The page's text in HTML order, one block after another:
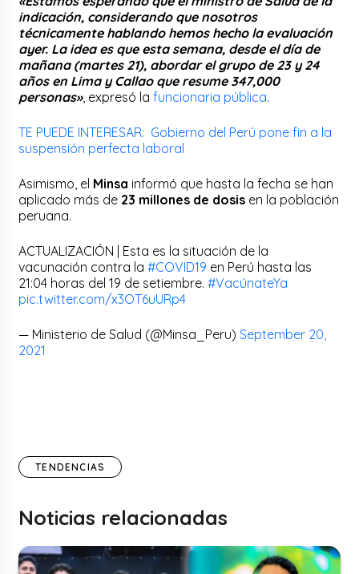
indicación, considerando que nosotros
técnicamente hablando hemos hecho la evaluación
ayer. La idea es que esta semana, desde el día de
mañana (martes 21), abordar el grupo de 23 y 24
años en Lima y Callao que resume 347,000
personas», expresó lafuncionaria pública.
TE PUEDE INTERESAR: Gobierno del Perú pone fin a la
suspensión perfecta laboral
Asimismo, el Minsa informó que hasta la fecha se han
aplicado más de 23 millones de dosis en la población
peruana.
ACTUALIZACIÓN | Esta es la situación de la
vacunación contra la#COVID19 en Perú hasta las
21:04 horas del 19 de setiembre.#VacúnateYa
pic.twitter.com/x3OT6uURp4
— Ministerio de Salud (@Minsa_Peru)September 20,
2021
TENDENCIAS
Noticias relacionadas